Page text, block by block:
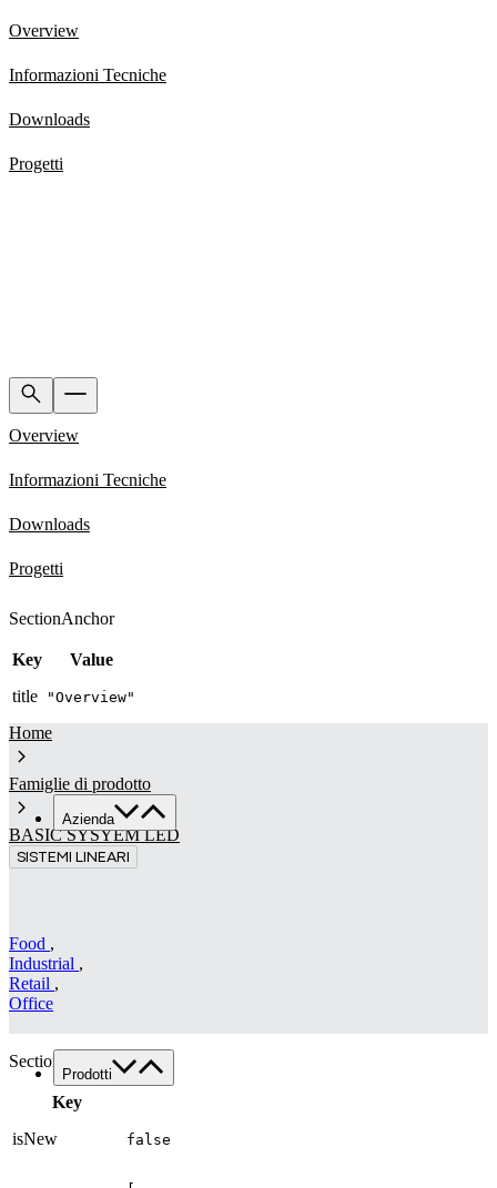
Azienda
Chi siamo
Prodotti
Tutte le applicazioni
Overview
Informazioni Tecniche
Downloads
Progetti
Overview
Informazioni Tecniche
Downloads
Progetti
SectionAnchor
Key
Value
title
"Overview"
Home
Famiglie di prodotto
BASIC SYSYEM LED
SISTEMI LINEARI
Food ,
Industrial ,
Retail ,
Office
SectionProductHero
Key
isNew
false